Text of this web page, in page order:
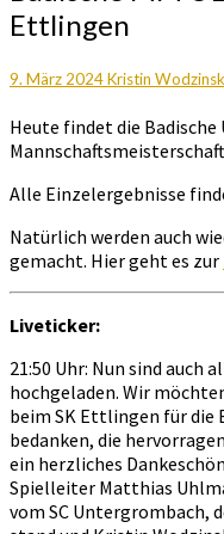
MM
U12
U14
U16
in
Ettlingen
9. März 2024Kristin
Heute findet die Badische
Alle Einzelergebnisse
Natürlich werden auch
gemacht. Hier geht es zur
Liveticker:
21:50 Uhr: Nun sind auch
hochgeladen. Wir
beim SK Ettlingen für
bedanken, die
ein herzliches
Spielleiter Matthias
vom SC Untergrombach,